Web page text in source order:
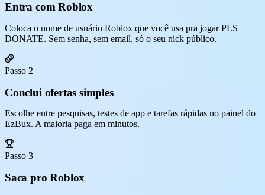
Entra com Roblox
Coloca o nome de usuário Roblox que você usa pra jogar PLS
DONATE. Sem senha, sem email, só o seu nick público.
Passo 2
Conclui ofertas simples
Escolhe entre pesquisas, testes de app e tarefas rápidas no painel do
EzBux. A maioria paga em minutos.
Passo 3
Saca pro Roblox